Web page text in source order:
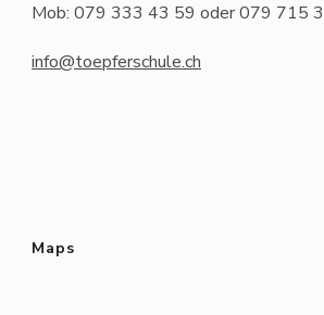
Mob: 079 333 43 59 oder 079 715
info@toepferschule.ch
Maps